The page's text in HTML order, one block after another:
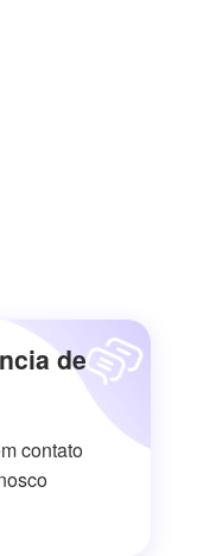
de
contato